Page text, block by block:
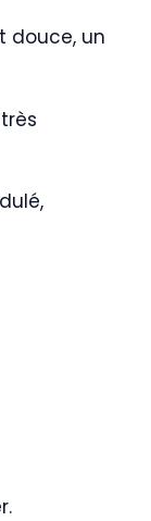
douce, un